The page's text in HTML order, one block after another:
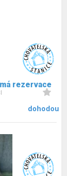
rezervace
dohodou